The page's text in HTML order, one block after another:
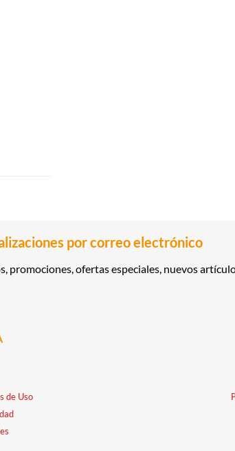
por correo electrónico
promociones, ofertas especiales, nuevos
de Uso